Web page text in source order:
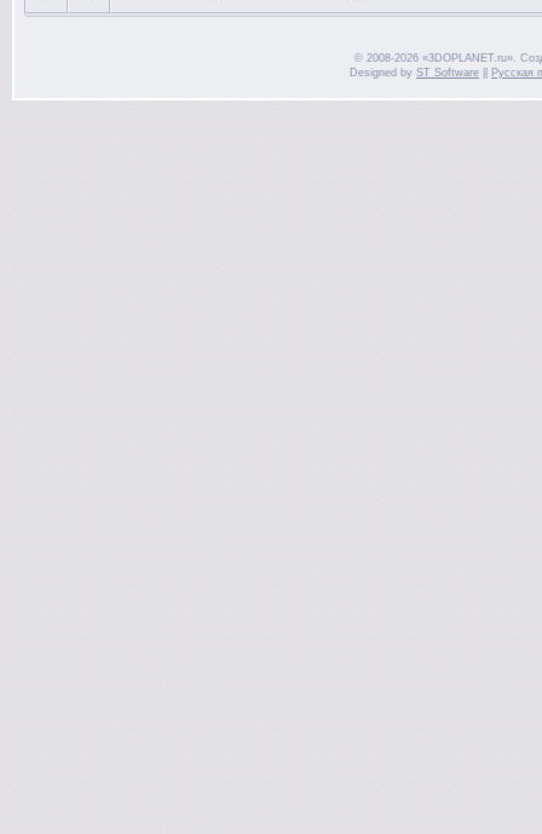
© 2008-2026 «3DOPLANET.ru».
Designed by ST Software Русская